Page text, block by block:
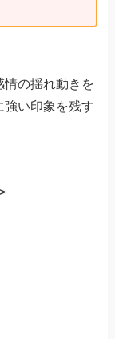
情の揺れ動きを
強い印象を残す